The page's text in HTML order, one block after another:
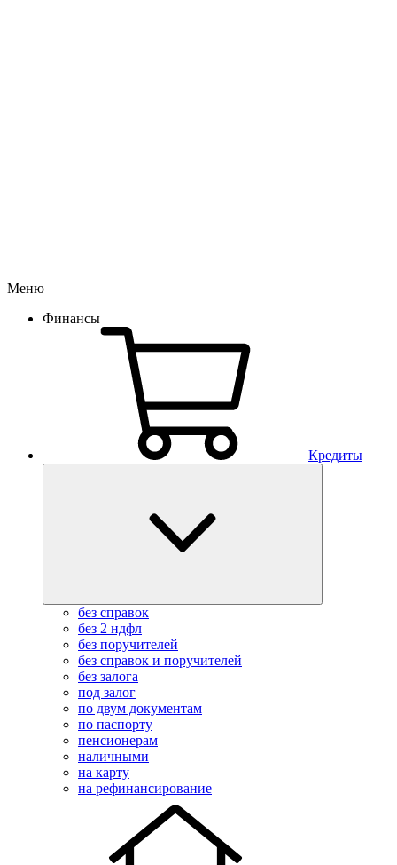
Меню
Финансы
Кредиты
без справок
без 2 ндфл
без поручителей
без справок и поручителей
без залога
под залог
по двум документам
по паспорту
пенсионерам
наличными
на карту
на рефинансирование